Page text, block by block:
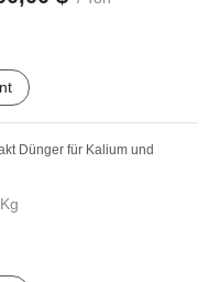
Dünger für Kalium und